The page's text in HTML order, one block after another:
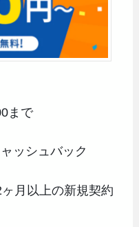
まで
ッシュバック
月以上の新規契約